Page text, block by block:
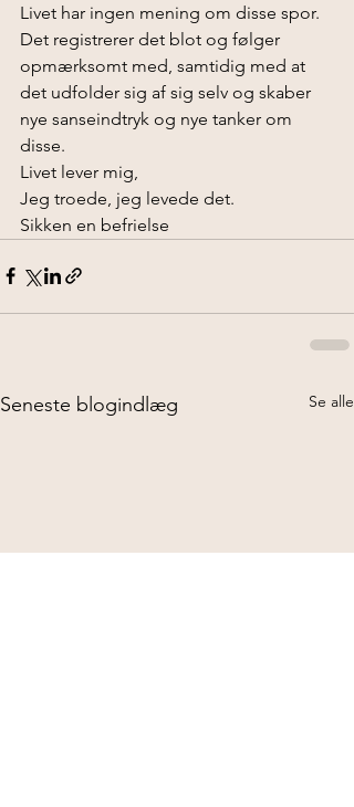
Livet har ingen mening om disse spor.
Det registrerer det blot og følger
opmærksomt med, samtidig med at
det udfolder sig af sig selv og skaber
nye sanseindtryk og nye tanker om
disse.
Livet lever mig,
Jeg troede, jeg levede det.
Sikken en befrielse
Seneste blogindlæg Se alle